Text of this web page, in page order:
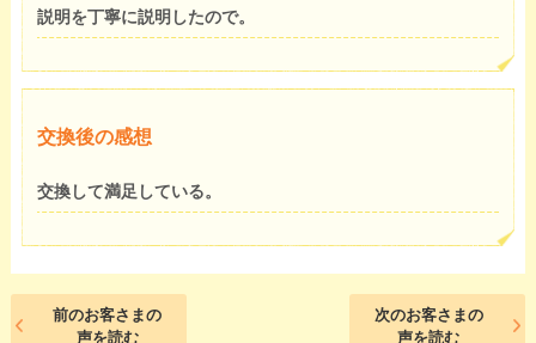
説明を丁寧に説明したので。
交換後の感想
交換して満足している。
前のお客さまの
声を読む
次のお客さまの
声を読む